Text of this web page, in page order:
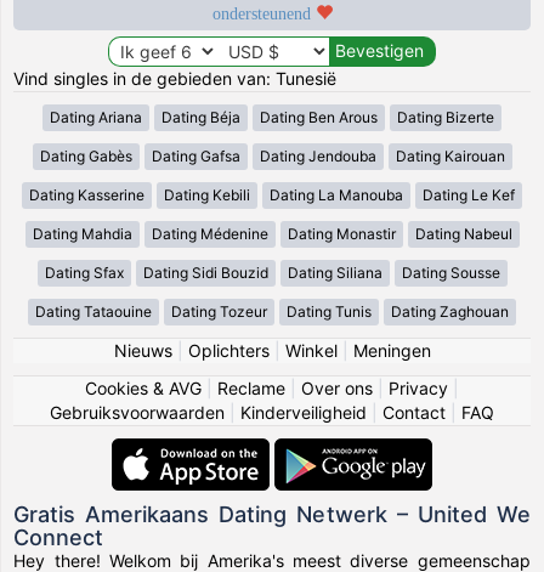
ondersteunend
Vind singles in de gebieden van: Tunesië
Dating Ariana Dating Béja Dating Ben Arous Dating Bizerte
Dating Gabès Dating Gafsa Dating Jendouba Dating Kairouan
Dating Kasserine Dating Kebili Dating La Manouba Dating Le Kef
Dating Mahdia Dating Médenine Dating Monastir Dating Nabeul
Dating Sfax Dating Sidi Bouzid Dating Siliana Dating Sousse
Dating Tataouine Dating Tozeur Dating Tunis Dating Zaghouan
Nieuws| Oplichters| Winkel| Meningen
Cookies & AVG
Reclame Over ons Privacy
Gebruiksvoorwaarden
Kinderveiligheid Contact FAQ
Gratis Amerikaans Dating Netwerk – United We
Connect
Hey there! Welkom bij Amerika's meest diverse gemeenschap